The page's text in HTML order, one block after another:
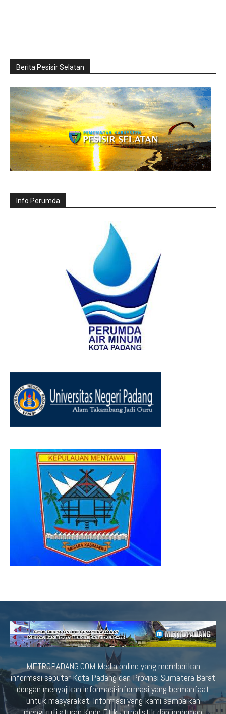
Berita Pesisir Selatan
Info Perumda
METROPADANG.COM Media online yang memberikan
informasi seputar Kota Padang dan Provinsi Sumatera Barat
dengan menyajikan informasi-informasi yang bermanfaat
untuk masyarakat. Informasi yang kami sampaikan